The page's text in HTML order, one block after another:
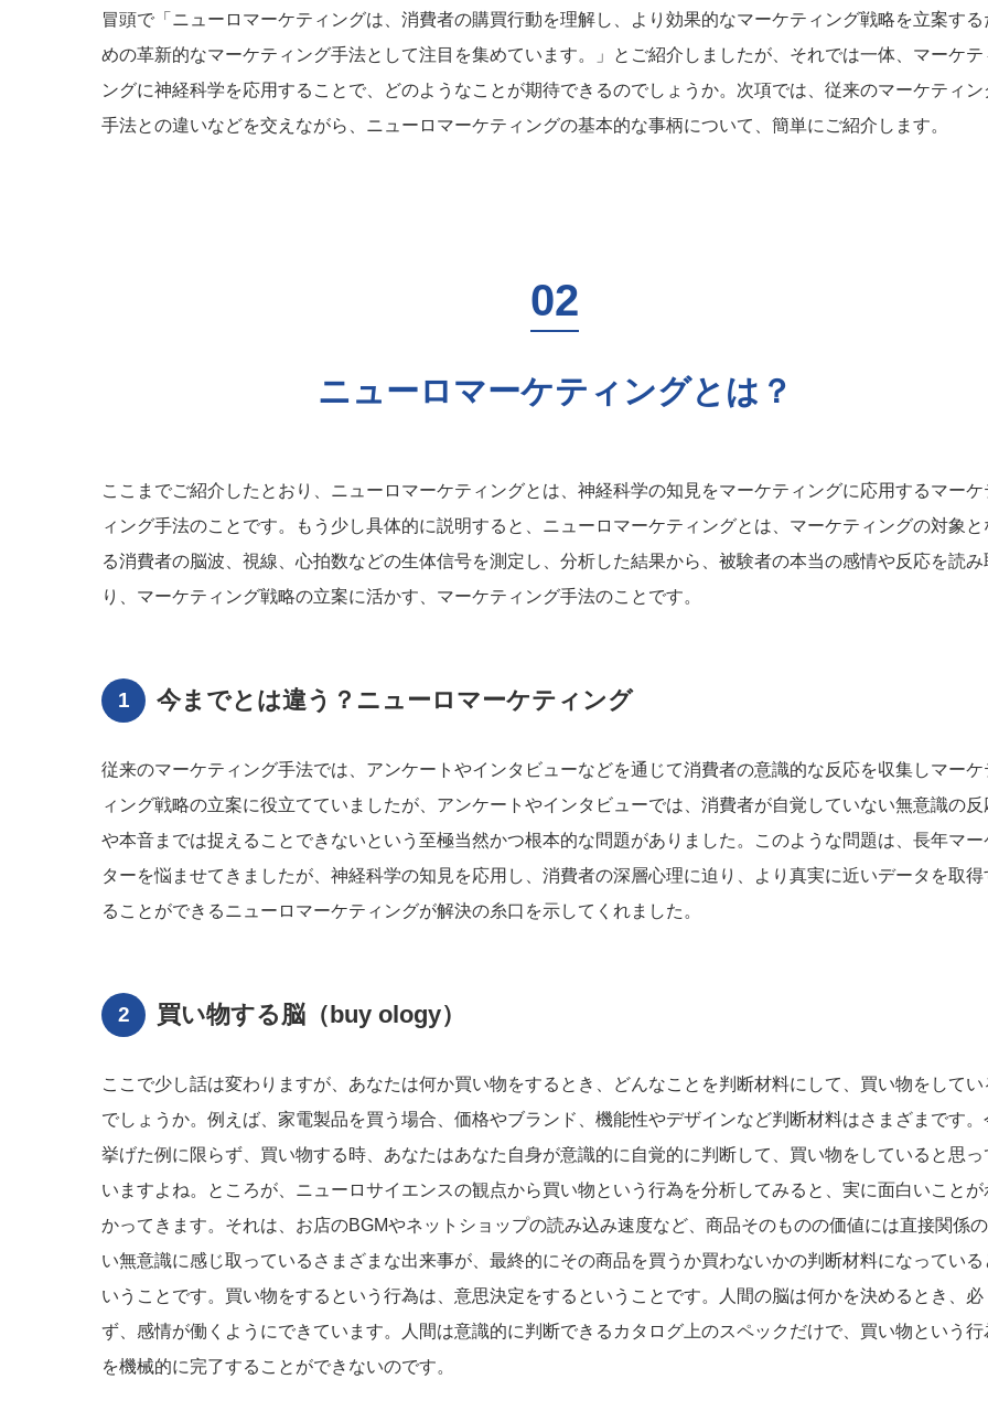
冒頭で「ニューロマーケティングは、消費者の購買行動を理解し、より効果的なマーケティング戦略を立案する
めの革新的なマーケティング手法として注目を集めています。」とご紹介しましたが、それでは一体、マーケテ
ングに神経科学を応用することで、どのようなことが期待できるのでしょうか。次項では、従来のマーケティン
手法との違いなどを交えながら、ニューロマーケティングの基本的な事柄について、簡単にご紹介します。
ニューロマーケティングとは？
ここまでご紹介したとおり、ニューロマーケティングとは、神経科学の知見をマーケティングに応用するマーケ
ィング手法のことです。もう少し具体的に説明すると、ニューロマーケティングとは、マーケティングの対象と
る消費者の脳波、視線、心拍数などの生体信号を測定し、分析した結果から、被験者の本当の感情や反応を読み
り、マーケティング戦略の立案に活かす、マーケティング手法のことです。
今までとは違う？ニューロマーケティング
従来のマーケティング手法では、アンケートやインタビューなどを通じて消費者の意識的な反応を収集しマーケ
ィング戦略の立案に役立てていましたが、アンケートやインタビューでは、消費者が自覚していない無意識の反
や本音までは捉えることできないという至極当然かつ根本的な問題がありました。このような問題は、長年マー
ターを悩ませてきましたが、神経科学の知見を応用し、消費者の深層心理に迫り、より真実に近いデータを取得
ることができるニューロマーケティングが解決の糸口を示してくれました。
買い物する脳（buy ology）
ここで少し話は変わりますが、あなたは何か買い物をするとき、どんなことを判断材料にして、買い物をしてい
でしょうか。例えば、家電製品を買う場合、価格やブランド、機能性やデザインなど判断材料はさまざまです。
挙げた例に限らず、買い物する時、あなたはあなた自身が意識的に自覚的に判断して、買い物をしていると思っ
いますよね。ところが、ニューロサイエンスの観点から買い物という行為を分析してみると、実に面白いことが
かってきます。それは、お店のBGMやネットショップの読み込み速度など、商品そのものの価値には直接関係
い無意識に感じ取っているさまざまな出来事が、最終的にその商品を買うか買わないかの判断材料になっている
いうことです。買い物をするという行為は、意思決定をするということです。人間の脳は何かを決めるとき、必
ず、感情が働くようにできています。人間は意識的に判断できるカタログ上のスペックだけで、買い物という行
を機械的に完了することができないのです。